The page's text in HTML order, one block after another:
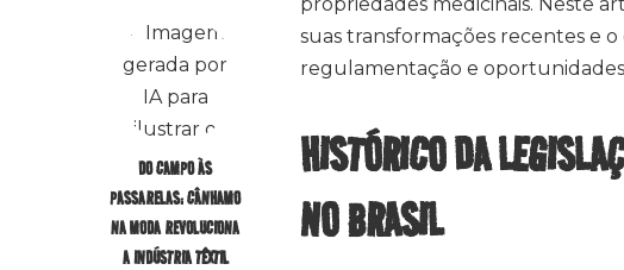
DO CAMPO ÀS
PASSARELAS: CÂNHAMO
NA MODA REVOLUCIONA
A INDÚSTRIA TÊXTIL
suas transformações recentes e
regulamentação e oportunidades
HISTÓRICO DA
NO BRASIL